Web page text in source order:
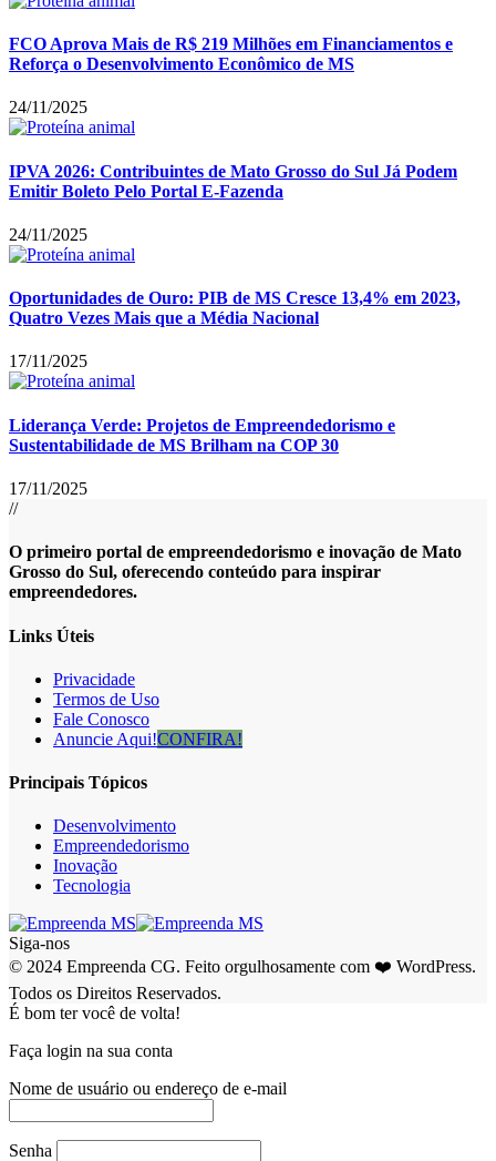
FCO Aprova Mais de R$ 219 Milhões em Financiamentos e
Reforça o Desenvolvimento Econômico de MS
24/11/2025
IPVA 2026: Contribuintes de Mato Grosso do Sul Já Podem
Emitir Boleto Pelo Portal E-Fazenda
24/11/2025
Oportunidades de Ouro: PIB de MS Cresce 13,4% em 2023,
Quatro Vezes Mais que a Média Nacional
17/11/2025
Liderança Verde: Projetos de Empreendedorismo e
Sustentabilidade de MS Brilham na COP 30
17/11/2025
//
O primeiro portal de empreendedorismo e inovação de Mato
Grosso do Sul, oferecendo conteúdo para inspirar
empreendedores.
Links Úteis
Privacidade
Termos de Uso
Fale Conosco
Anuncie Aqui!CONFIRA!
Principais Tópicos
Desenvolvimento
Empreendedorismo
Inovação
Tecnologia
Siga-nos
© 2024 Empreenda CG. Feito orgulhosamente com ❤️ WordPress.
Todos os Direitos Reservados.
É bom ter você de volta!
Faça login na sua conta
Nome de usuário ou endereço de e-mail
Senha